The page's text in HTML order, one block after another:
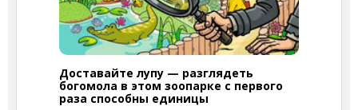
Доставайте лупу — разглядеть
богомола в этом зоопарке с первого
раза способны единицы